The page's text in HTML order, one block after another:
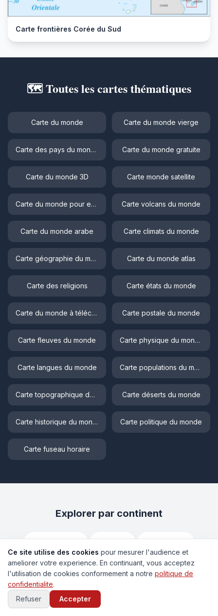
Carte frontières Corée du Sud
🗺️ Toutes les cartes thématiques
Carte du monde Carte du monde vierge
Carte des pays du monde Carte du monde gratuite
Carte du monde 3D Carte monde satellite
Carte du monde pour enfant Carte volcans du monde
Carte du monde arabe Carte climats du monde
Carte géographie du monde Carte du monde atlas
Carte des religions Carte états du monde
Carte du monde à télécharger Carte postale du monde
Carte fleuves du monde Carte physique du monde
Carte langues du monde Carte populations du monde
Carte topographique du monde Carte déserts du monde
Carte historique du monde Carte politique du monde
Carte fuseau horaire
Explorer par continent
🌎Amérique 🏝️Océanie
Ce site utilise des cookies pour mesurer l'audience et
ameliorer votre experience. En continuant, vous acceptez
l'utilisation de cookies conformement a notre politique de
confidentialite.
Refuser
Accepter